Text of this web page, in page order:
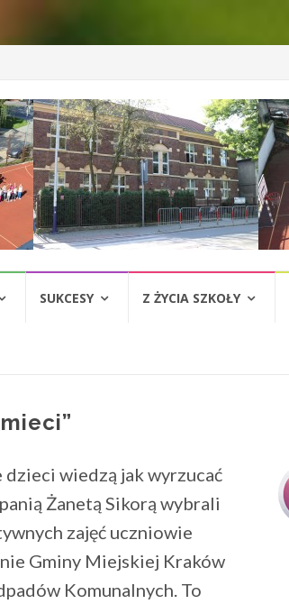
SUKCESY Z ŻYCIA SZKOŁY
wiedzą jak wyrzucać
Żanetą Sikorą wybrali
zajęć uczniowie
Gminy Miejskiej Kraków
Komunalnych. To